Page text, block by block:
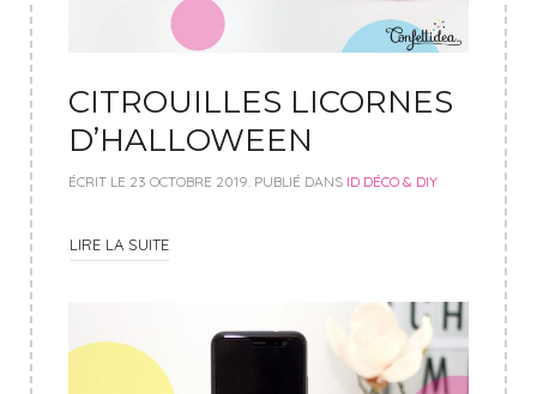
CITROUILLES LICORNES
D’HALLOWEEN
ÉCRIT LE 23 OCTOBRE 2019 . PUBLIÉ DANS ID DÉCO & DIY
LIRE LA SUITE